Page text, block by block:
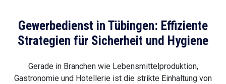
Gewerbedienst in Tübingen: Effiziente
Strategien für Sicherheit und Hygiene
Gerade in Branchen wie Lebensmittelproduktion,
Gastronomie und Hotellerie ist die strikte Einhaltung von